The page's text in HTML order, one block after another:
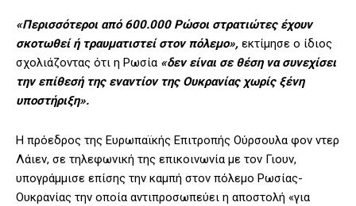
«Περισσότεροι από 600.000 Ρώσοι στρατιώτες έχουν
σκοτωθεί ή τραυματιστεί στον πόλεμο», εκτίμησε ο ίδιος
σχολιάζοντας ότι η Ρωσία «δεν είναι σε θέση να συνεχίσει
την επίθεσή της εναντίον της Ουκρανίας χωρίς ξένη
υποστήριξη».
Η πρόεδρος της Ευρωπαϊκής Επιτροπής Ούρσουλα φον ντερ
Λάιεν, σε τηλεφωνική της επικοινωνία με τον Γιουν,
υπογράμμισε επίσης την καμπή στον πόλεμο Ρωσίας-
Ουκρανίας την οποία αντιπροσωπεύει η αποστολή «για